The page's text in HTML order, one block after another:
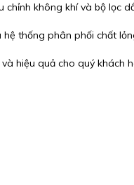
chỉnh không khí và bộ lọc
thống phân phối chất
hiệu quả cho quý khách